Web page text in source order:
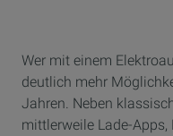
Wer mit einem
deutlich mehr
Jahren. Neben
mittlerweile Lade-Apps,